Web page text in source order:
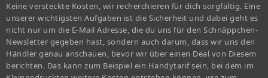
Keine versteckte Kosten, wir recherchieren für dich sorgfältig. Eine
unserer wichtigsten Aufgaben ist die Sicherheit und dabei geht es
nicht nur um die E-Mail Adresse, die du uns für den Schnäppchen-
Newsletter gegeben hast, sondern auch darum, dass wir uns den
Händler genau anschauen, bevor wir über einen Deal von Diesem
berichten. Das kann zum Beispiel ein Handytarif sein, bei dem im